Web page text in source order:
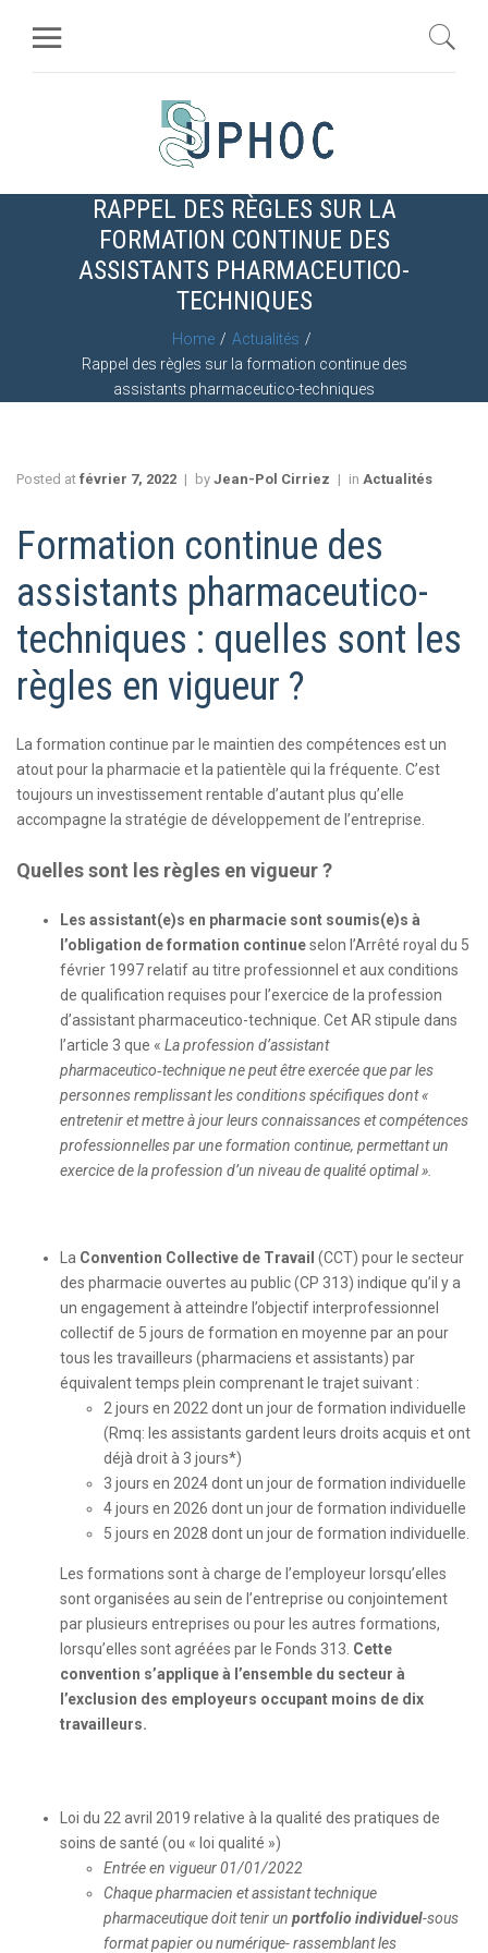
RAPPEL DES RÈGLES SUR LA
FORMATION CONTINUE DES
ASSISTANTS PHARMACEUTICO-
TECHNIQUES
Home
Actualités
Rappel des règles sur la formation continue des
assistants pharmaceutico-techniques
Posted at février 7, 2022 by Jean-Pol Cirriez in Actualités
Formation continue des
assistants pharmaceutico-
techniques : quelles sont les
règles en vigueur ?
La formation continue par le maintien des compétences est un
atout pour la pharmacie et la patientèle qui la fréquente. C’est
toujours un investissement rentable d’autant plus qu’elle
accompagne la stratégie de développement de l’entreprise.
Quelles sont les règles en vigueur ?
Les assistant(e)s en pharmacie sont soumis(e)s à
l’obligation de formation continueselon l’Arrêté royal du 5
février 1997 relatif au titre professionnel et aux conditions
de qualification requises pour l’exercice de la profession
d’assistant pharmaceutico-technique. Cet AR stipule dans
l’article 3 que « La profession d’assistant
pharmaceutico‑technique ne peut être exercée que par les
personnes remplissant les conditions spécifiques dont «
entretenir et mettre à jour leurs connaissances et compétences
professionnelles par une formation continue, permettant un
exercice de la profession d’un niveau de qualité optimal ».
La Convention Collective de Travail (CCT) pour le secteur
des pharmacie ouvertes au public (CP 313) indique qu’il y a
un engagement à atteindre l’objectif interprofessionnel
collectif de 5 jours de formation en moyenne par an pour
tous les travailleurs (pharmaciens et assistants) par
équivalent temps plein comprenant le trajet suivant :
2 jours en 2022 dont un jour de formation individuelle
(Rmq: les assistants gardent leurs droits acquis et ont
déjà droit à 3 jours*)
3 jours en 2024 dont un jour de formation individuelle
4 jours en 2026 dont un jour de formation individuelle
5 jours en 2028 dont un jour de formation individuelle.
Les formations sont à charge de l’employeur lorsqu’elles
sont organisées au sein de l’entreprise ou conjointement
par plusieurs entreprises ou pour les autres formations,
lorsqu’elles sont agréées par le Fonds 313. Cette
convention s’applique à l’ensemble du secteur à
l’exclusion des employeurs occupant moins de dix
travailleurs.
Loi du 22 avril 2019 relative à la qualité des pratiques de
soins de santé (ou « loi qualité »)
Entrée en vigueur 01/01/2022
Chaque pharmacien et assistant technique
pharmaceutique doit tenir un portfolio individuel-sous
format papier ou numérique- rassemblant les